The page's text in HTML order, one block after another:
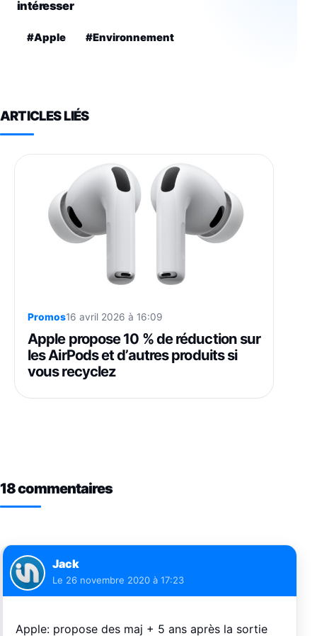
intéresser
#Apple #Environnement
ARTICLES LIÉS
Promos16 avril 2026 à 16:09
Apple propose 10 % de réduction sur
les AirPods et d’autres produits si
vous recyclez
18 commentaires
Jack
Le 26 novembre 2020 à 17:23
Apple: propose des maj + 5 ans après la sortie